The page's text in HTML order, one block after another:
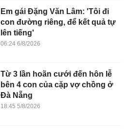
Em gái Đặng Văn Lâm: 'Tôi đi
con đường riêng, để kết quả tự
lên tiếng'
06:24 6/8/2026
Từ 3 lần hoãn cưới đến hôn lễ
bên 4 con của cặp vợ chồng ở
Đà Nẵng
18:45 5/8/2026